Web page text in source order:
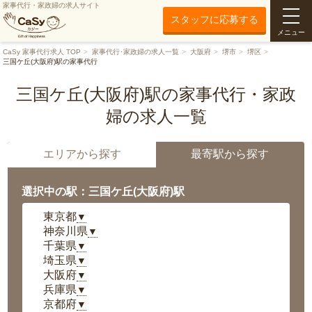
家事代行・家政婦の求人サイト
スタッフに応募する
メニュー
CaSy 家事代行求人 TOP 家事代行･家政婦の求人一覧 大阪府 堺市
堺区
三国ケ丘(大阪府)駅の家事代行
三国ケ丘(大阪府)駅の家事代行・家政
婦の求人一覧
エリアから探す 最寄駅から探す
選択中の駅：三国ケ丘(大阪府)駅
東京都▼
神奈川県 ▼
千葉県 ▼
埼玉県 ▼
大阪府▼
兵庫県 ▼
京都府▼